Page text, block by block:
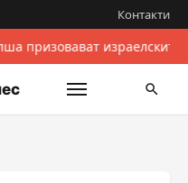
Контакти
призовават